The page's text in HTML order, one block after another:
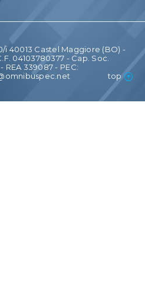
i 40013 Castel Maggiore (BO) -
04103780377 - Cap. Soc.
339087 - PEC:
top